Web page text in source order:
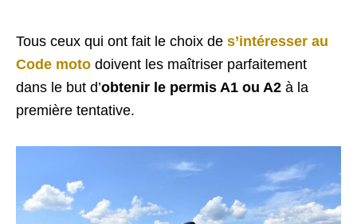
Tous ceux qui ont fait le choix de s’intéresser au
Code moto doivent les maîtriser parfaitement
dans le but d’obtenir le permis A1 ou A2 à la
première tentative.